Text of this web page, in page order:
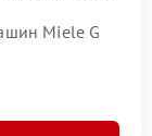
Miele G